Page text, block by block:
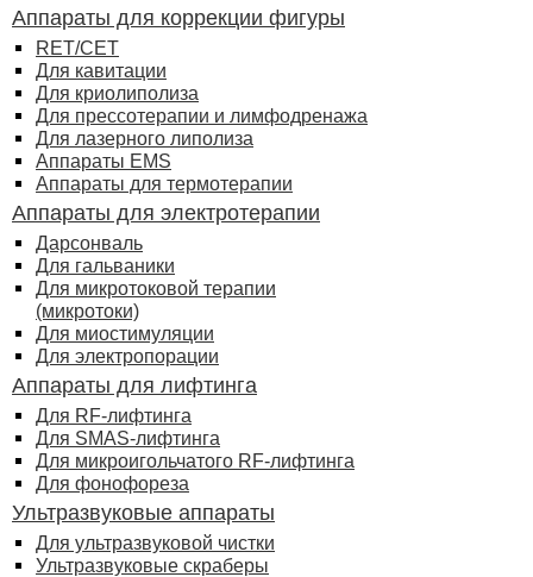
Аппараты для коррекции фигуры
RET/CET
Для кавитации
Для криолиполиза
Для прессотерапии и лимфодренажа
Для лазерного липолиза
Аппараты EMS
Аппараты для термотерапии
Аппараты для электротерапии
Дарсонваль
Для гальваники
Для микротоковой терапии
(микротоки)
Для миостимуляции
Для электропорации
Аппараты для лифтинга
Для RF-лифтинга
Для SMAS-лифтинга
Для микроигольчатого RF-лифтинга
Для фонофореза
Ультразвуковые аппараты
Для ультразвуковой чистки
Ультразвуковые скраберы